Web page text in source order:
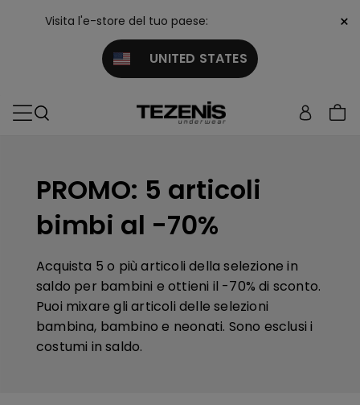
Visita l'e-store del tuo paese:
UNITED STATES
×
PROMO: 5 articoli
bimbi al -70%
Acquista 5 o più articoli della selezione in
saldo per bambini e ottieni il -70% di sconto.
Puoi mixare gli articoli delle selezioni
bambina, bambino e neonati. Sono esclusi i
costumi in saldo.